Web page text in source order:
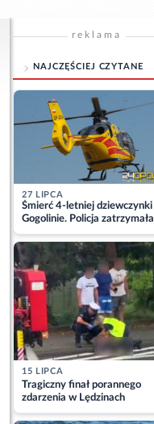
reklama
NAJCZĘŚCIEJ CZYTANE
27 LIPCA
Śmierć 4-letniej dziewczynki
Gogolinie. Policja zatrzymała
matkę
15 LIPCA
Tragiczny finał porannego
zdarzenia w Lędzinach